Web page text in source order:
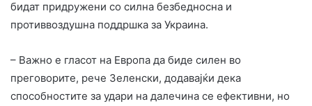
бидат придружени со силна безбедносна и
противвоздушна поддршка за Украина.
– Важно е гласот на Европа да биде силен во
преговорите, рече Зеленски, додавајќи дека
способностите за удари на далечина се ефективни, но